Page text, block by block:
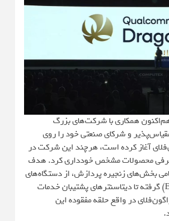
هم‌اکنون همکاری با شرکت‌های بزرگ
و شرکای صنعتی خود را روی
آغاز کرده است، هرچند این شرکت در
محصولات مشخص خودداری کرد. هدف
بخش‌های زنجیره پردازش، از دستگاه‌های
لبه شبکه (Edge Devices) گرفته تا دیتاسنترهای پشتیبان خدمات
در واقع حلقه مفقوده این